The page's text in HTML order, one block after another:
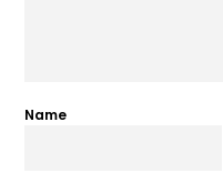
Name